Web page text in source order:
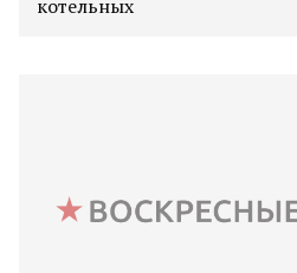
котельных